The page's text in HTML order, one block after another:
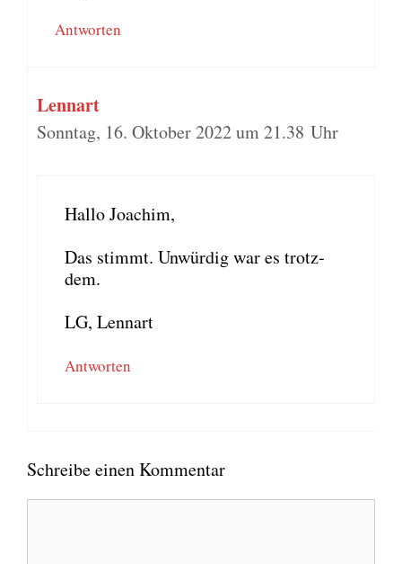
Antworten
Lennart
Sonntag, 16. Oktober 2022 um 21.38 Uhr
Hal­lo Joa­chim,
Das stimmt. Unwür­dig war es trotz­
dem.
LG, Lenn­art
Antworten
Schreibe einen Kommentar
Kommentar